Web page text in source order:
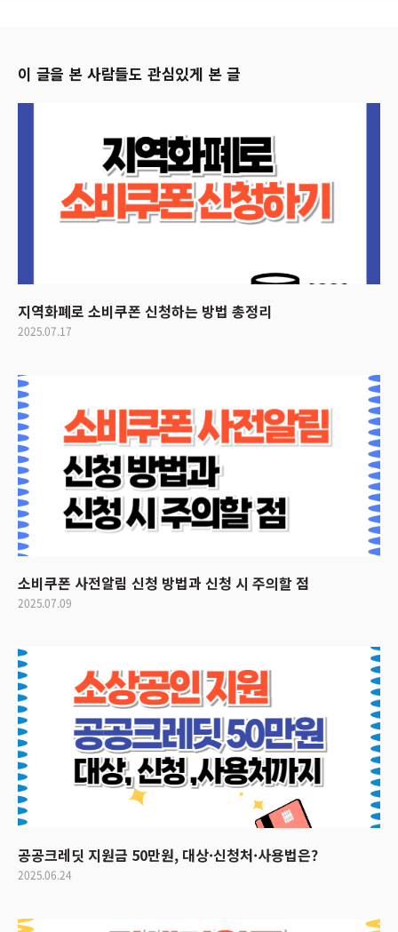
이 글을 본 사람들도 관심있게 본 글
지역화폐로 소비쿠폰 신청하는 방법 총정리
2025.07.17
소비쿠폰 사전알림 신청 방법과 신청 시 주의할 점
2025.07.09
공공크레딧 지원금 50만원, 대상·신청처·사용법은?
2025.06.24